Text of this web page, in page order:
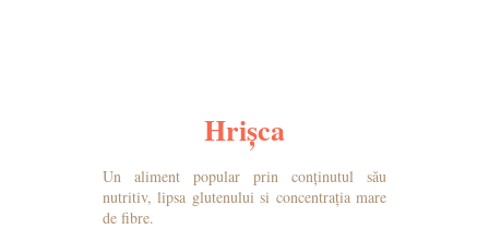
Hrișca
Un aliment popular prin conținutul său
nutritiv, lipsa glutenului si concentrația mare
de fibre.